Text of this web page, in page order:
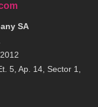
SA
5, Ap. 14, Sector 1,